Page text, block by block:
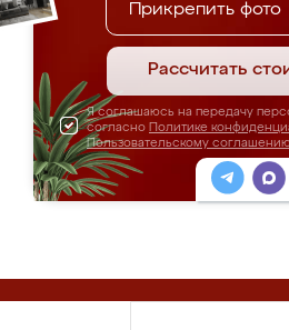
Прикрепить фото
Рассчитать
Я соглашаюсь на передачу
согласно Политике
Пользовательскому